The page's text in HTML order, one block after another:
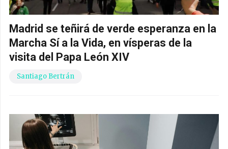
Madrid se teñirá de verde esperanza en la
Marcha Sí a la Vida, en vísperas de la
visita del Papa León XIV
Santiago Bertrán